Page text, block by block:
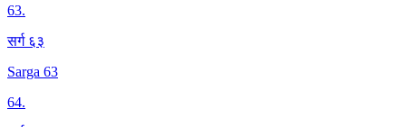
63.
सर्ग ६३
Sarga 63
64.